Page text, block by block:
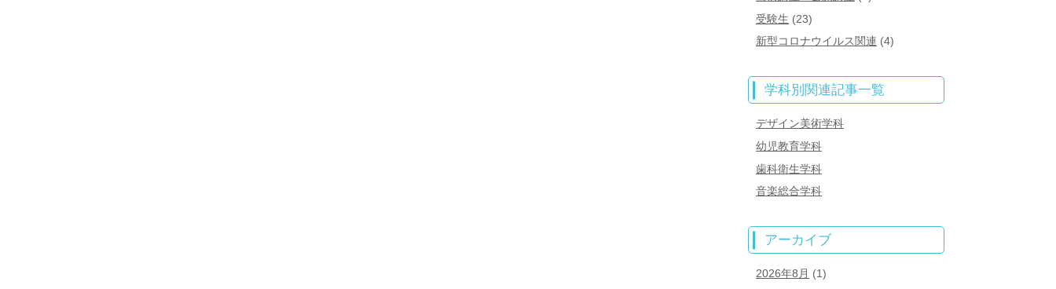
受験生 (23)
新型コロナウイルス関連 (4)
学科別関連記事一覧
デザイン美術学科
幼児教育学科
歯科衛生学科
音楽総合学科
アーカイブ
2026年8月 (1)